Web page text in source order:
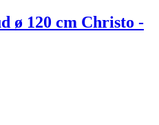
ø 120 cm Christo -